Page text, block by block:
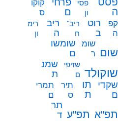
ה
פסי
ון
ם
קוקו
ס
קפ
ה
רוט
ב
ריב"
ח
ריב
ה
רימ
ון
שום
שומ
ר
שומשו
ם
שוקולד
שזיפי
ם
שמנ
ת
שקדי
ם
תו
ת
תיר
ס
תמרי
ם
תפ"א תפ"ע
תר
ד